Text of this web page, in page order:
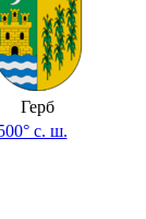
Герб
с. ш.